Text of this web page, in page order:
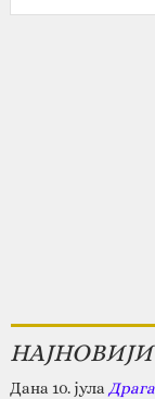
Дана 10. јула